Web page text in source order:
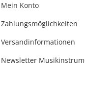
Mein Konto
Zahlungsmöglichkeiten
Versandinformationen
Newsletter